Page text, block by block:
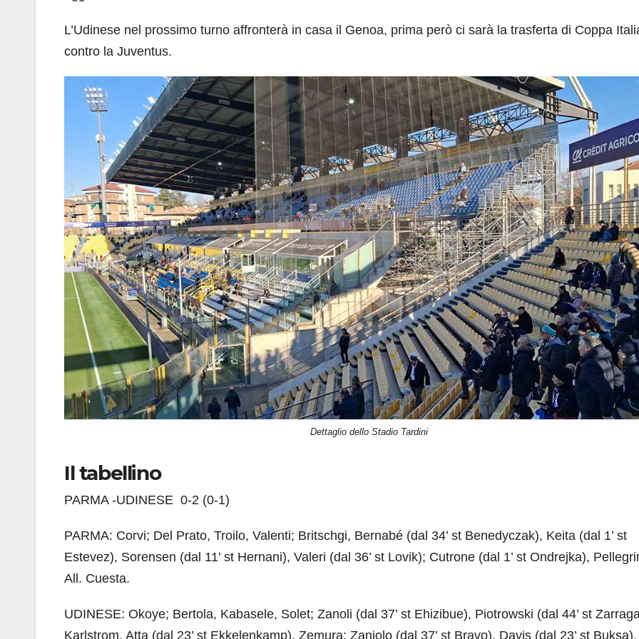
L’Udinese nel prossimo turno affronterà in casa il Genoa, prima però ci sarà la trasferta di Coppa
contro la Juventus.
Dettaglio dello Stadio Tardini
Il tabellino
PARMA -UDINESE 0-2 (0-1)
PARMA: Corvi; Del Prato, Troilo, Valenti; Britschgi, Bernabé (dal 34’ st Benedyczak), Keita (dal 1’ st
Estevez), Sorensen (dal 11’ st Hernani), Valeri (dal 36’ st Lovik); Cutrone (dal 1’ st Ondrejka),
All. Cuesta.
UDINESE: Okoye; Bertola, Kabasele, Solet; Zanoli (dal 37’ st Ehizibue), Piotrowski (dal 44’ st
Karlstrom, Atta (dal 23’ st Ekkelenkamp), Zemura; Zaniolo (dal 37’ st Bravo), Davis (dal 23’ st